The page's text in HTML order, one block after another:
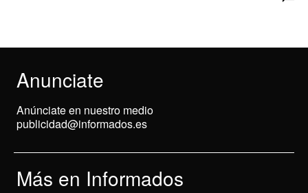
Anunciate
Anúnciate en nuestro medio
publicidad@informados.es
Más en Informados